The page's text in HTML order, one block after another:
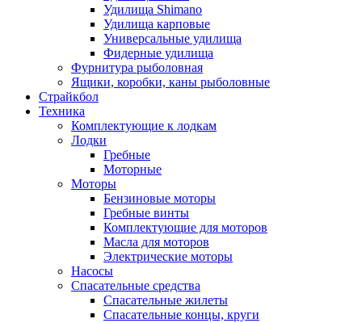
Удилища Shimano
Удилища карповые
Универсальные удилища
Фидерные удилища
Фурнитура рыболовная
Ящики, коробки, каны рыболовные
Страйкбол
Техника
Комплектующие к лодкам
Лодки
Гребные
Моторные
Моторы
Бензиновые моторы
Гребные винты
Комплектующие для моторов
Масла для моторов
Электрические моторы
Насосы
Спасательные средства
Спасательные жилеты
Спасательные концы, круги